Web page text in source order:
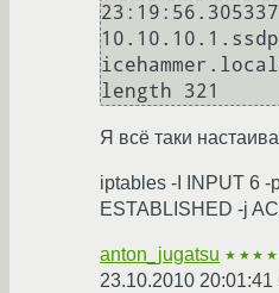
length 321
Я всё таки
iptables -I INPUT 6 -
ESTABLISHED -j
anton_jugatsu ★★★★
23.10.2010 20:01:41